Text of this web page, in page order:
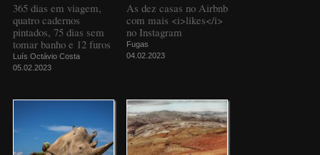
365 dias em viagem,
quatro cadernos
pintados, 75 dias sem
tomar banho e 12 furos
Luís Octávio Costa
05.02.2023
As dez casas no Airbnb
com mais <i>likes</i>
no Instagram
Fugas
04.02.2023